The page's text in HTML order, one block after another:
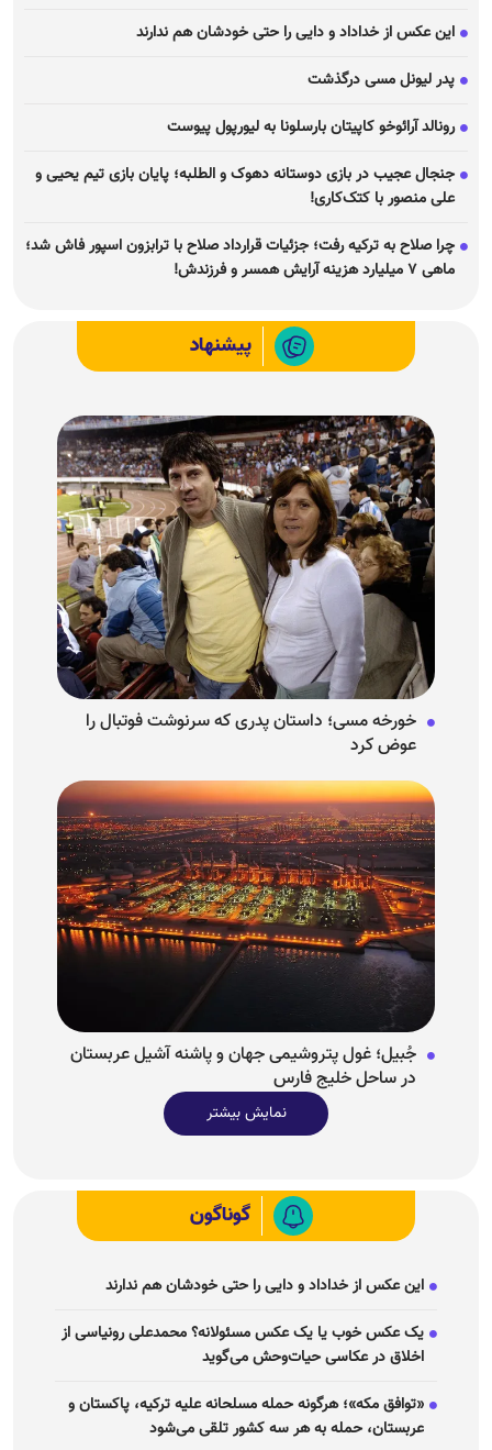
این عکس از خداداد و دایی را حتی خودشان هم ندارند
پدر لیونل مسی درگذشت
رونالد آرائوخو کاپیتان بارسلونا به لیورپول پیوست
جنجال عجیب در بازی دوستانه دهوک و الطلبه؛ پایان بازی تیم یحیی و
علی منصور با کتک‌کاری!
چرا صلاح به ترکیه رفت؛ جزئیات قرارداد صلاح با ترابزون اسپور فاش شد؛
ماهی ۷ میلیارد هزینه آرایش همسر و فرزندش!
پیشنهاد
خورخه مسی؛ داستان پدری که سرنوشت فوتبال را
عوض کرد
جُبیل؛ غول پتروشیمی جهان و پاشنه آشیل عربستان
در ساحل خلیج فارس
نمایش بیشتر
گوناگون
این عکس از خداداد و دایی را حتی خودشان هم ندارند
یک عکس خوب یا یک عکس مسئولانه؟ محمدعلی رونیاسی از
اخلاق در عکاسی حیات‌وحش می‌گوید
«توافق مکه»؛ هرگونه حمله مسلحانه علیه ترکیه، پاکستان و
عربستان، حمله به هر سه کشور تلقی می‌شود